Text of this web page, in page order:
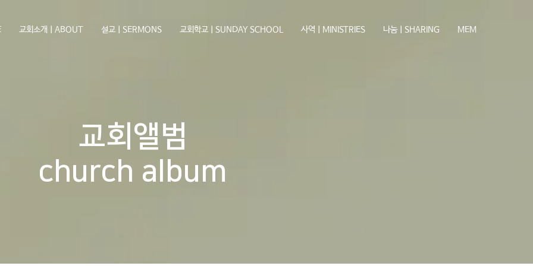
교회소개ㅣABOUT 설교ㅣSERMONS 교회학교ㅣSUNDAY SCHOOL 사역ㅣMINISTRIES 나눔ㅣSHARING MEM
교회앨범
church album